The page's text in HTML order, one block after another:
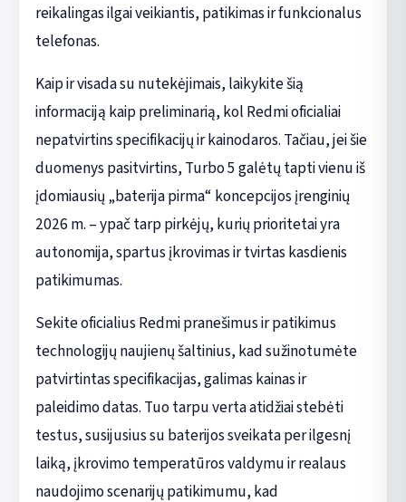
reikalingas ilgai veikiantis, patikimas ir funkcionalus
telefonas.
Kaip ir visada su nutekėjimais, laikykite šią
informaciją kaip preliminarią, kol Redmi oficialiai
nepatvirtins specifikacijų ir kainodaros. Tačiau, jei šie
duomenys pasitvirtins, Turbo 5 galėtų tapti vienu iš
įdomiausių „baterija pirma“ koncepcijos įrenginių
2026 m. – ypač tarp pirkėjų, kurių prioritetai yra
autonomija, spartus įkrovimas ir tvirtas kasdienis
patikimumas.
Sekite oficialius Redmi pranešimus ir patikimus
technologijų naujienų šaltinius, kad sužinotumėte
patvirtintas specifikacijas, galimas kainas ir
paleidimo datas. Tuo tarpu verta atidžiai stebėti
testus, susijusius su baterijos sveikata per ilgesnį
laiką, įkrovimo temperatūros valdymu ir realaus
naudojimo scenarijų patikimumu, kad